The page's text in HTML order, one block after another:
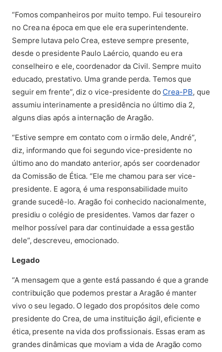
“Fomos companheiros por muito tempo. Fui tesoureiro
no Crea na época em que ele era superintendente.
Sempre lutava pelo Crea, esteve sempre presente,
desde o presidente Paulo Laércio, quando eu era
conselheiro e ele, coordenador da Civil. Sempre muito
educado, prestativo. Uma grande perda. Temos que
seguir em frente”, diz o vice-presidente do Crea-PB(abre
, que
assumiu interinamente a presidência no último dia 2,
alguns dias após a internação de Aragão.
“Estive sempre em contato com o irmão dele, André”,
diz, informando que foi segundo vice-presidente no
último ano do mandato anterior, após ser coordenador
da Comissão de Ética. “Ele me chamou para ser vice-
presidente. E agora, é uma responsabilidade muito
grande sucedê-lo. Aragão foi conhecido nacionalmente,
presidiu o colégio de presidentes. Vamos dar fazer o
melhor possível para dar continuidade a essa gestão
dele”, descreveu, emocionado.
Legado
“A mensagem que a gente está passando é que a grande
contribuição que podemos prestar a Aragão é manter
vivo o seu legado. O legado dos propósitos dele como
presidente do Crea, de uma instituição ágil, eficiente e
ética, presente na vida dos profissionais. Essas eram as
grandes dinâmicas que moviam a vida de Aragão como